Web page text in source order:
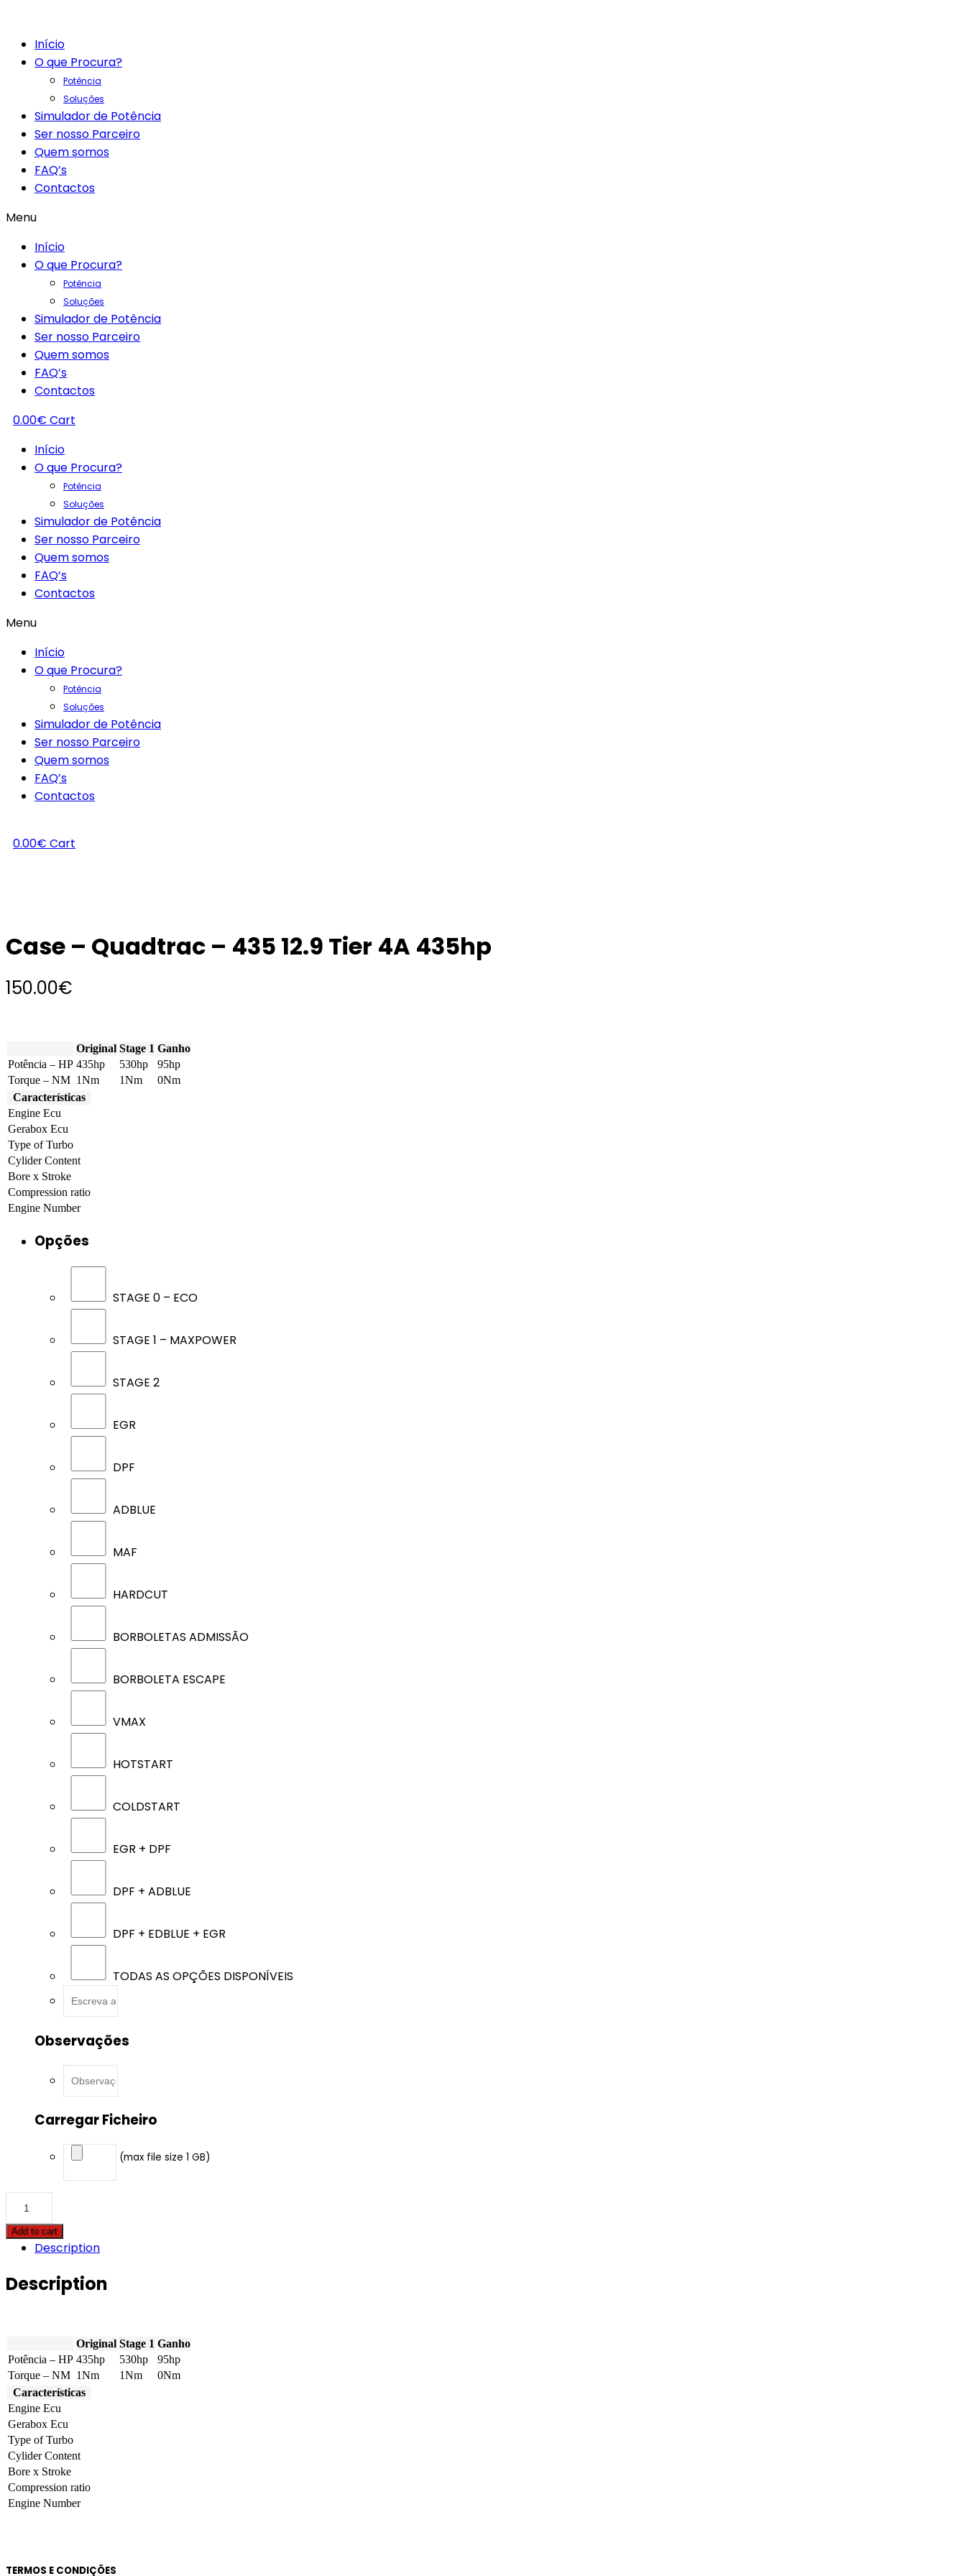
Início
O que Procura?
Potência
Soluções
Simulador de Potência
Ser nosso Parceiro
Quem somos
FAQ’s
Contactos
Menu
Início
O que Procura?
Potência
Soluções
Simulador de Potência
Ser nosso Parceiro
Quem somos
FAQ’s
Contactos
0.00€ Cart
Início
O que Procura?
Potência
Soluções
Simulador de Potência
Ser nosso Parceiro
Quem somos
FAQ’s
Contactos
Menu
Início
O que Procura?
Potência
Soluções
Simulador de Potência
Ser nosso Parceiro
Quem somos
FAQ’s
Contactos
0.00€ Cart
Case – Quadtrac – 435 12.9 Tier 4A 435hp
150.00€
Original Stage 1 Ganho
Potência – HP 435hp 530hp
95hp
Torque – NM 1Nm 1Nm
0Nm
Características
Engine Ecu
Gerabox Ecu
Type of Turbo
Cylider Content
Bore x Stroke
Compression ratio
Engine Number
Opções
STAGE 0 – ECO
STAGE 1 – MAXPOWER
STAGE 2
EGR
DPF
ADBLUE
MAF
HARDCUT
BORBOLETAS ADMISSÃO
BORBOLETA ESCAPE
VMAX
HOTSTART
COLDSTART
EGR + DPF
DPF + ADBLUE
DPF + EDBLUE + EGR
TODAS AS OPÇÕES DISPONÍVEIS
Observações
Carregar Ficheiro
(max file size 1 GB)
Quadtrac
-
435
Tier
4A
Add to cart
Description
Description
Original Stage 1 Ganho
Potência – HP 435hp 530hp
95hp
Torque – NM 1Nm 1Nm
0Nm
Características
Engine Ecu
Gerabox Ecu
Type of Turbo
Cylider Content
Bore x Stroke
Compression ratio
Engine Number
TERMOS E CONDIÇÕES